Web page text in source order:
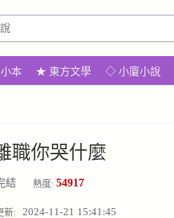
本 ★ 東方文學 ◇ 小廈小說
職你哭什麼
結 熱度: 54917
新: 2024-11-21 15:41:45